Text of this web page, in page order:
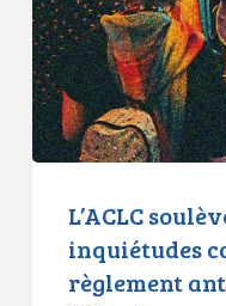
concernant
le
projet
de
règlement
Winnipeg
L’ACLC
inquiétudes
règlement